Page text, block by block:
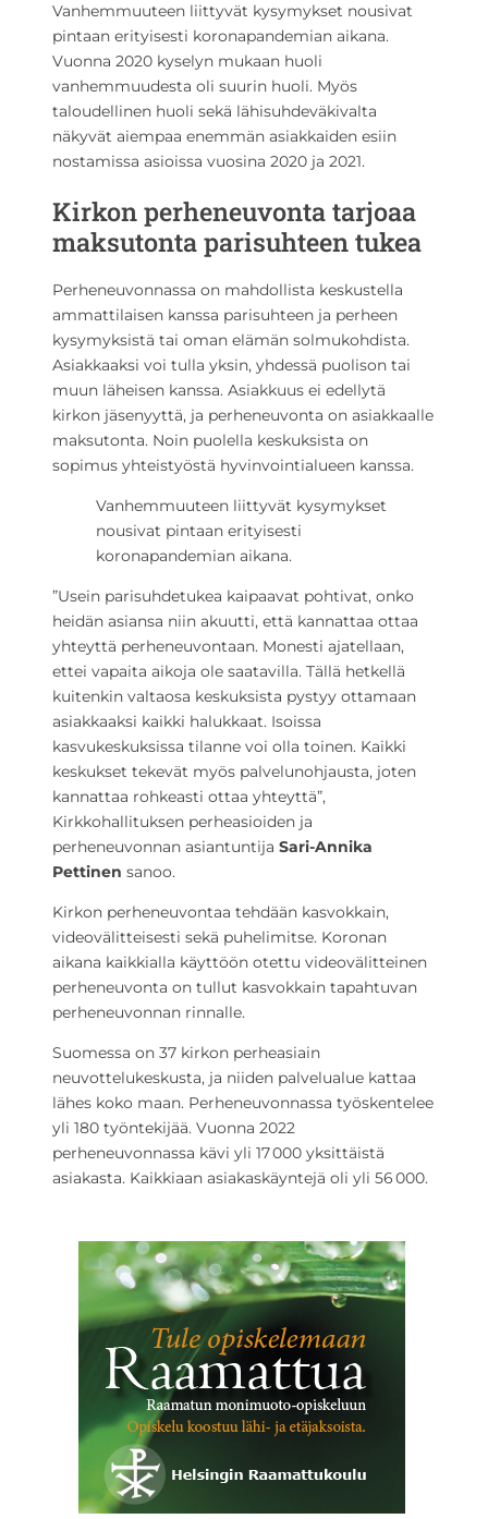
Vanhemmuuteen liittyvät kysymykset nousivat
pintaan erityisesti koronapandemian aikana.
Vuonna 2020 kyselyn mukaan huoli
vanhemmuudesta oli suurin huoli. Myös
taloudellinen huoli sekä lähisuhdeväkivalta
näkyvät aiempaa enemmän asiakkaiden esiin
nostamissa asioissa vuosina 2020 ja 2021.
Kirkon perheneuvonta tarjoaa
maksutonta parisuhteen tukea
Perheneuvonnassa on mahdollista keskustella
ammattilaisen kanssa parisuhteen ja perheen
kysymyksistä tai oman elämän solmukohdista.
Asiakkaaksi voi tulla yksin, yhdessä puolison tai
muun läheisen kanssa. Asiakkuus ei edellytä
kirkon jäsenyyttä, ja perheneuvonta on asiakkaalle
maksutonta. Noin puolella keskuksista on
sopimus yhteistyöstä hyvinvointialueen kanssa.
Vanhemmuuteen liittyvät kysymykset
nousivat pintaan erityisesti
koronapandemian aikana.
”Usein parisuhdetukea kaipaavat pohtivat, onko
heidän asiansa niin akuutti, että kannattaa ottaa
yhteyttä perheneuvontaan. Monesti ajatellaan,
ettei vapaita aikoja ole saatavilla. Tällä hetkellä
kuitenkin valtaosa keskuksista pystyy ottamaan
asiakkaaksi kaikki halukkaat. Isoissa
kasvukeskuksissa tilanne voi olla toinen. Kaikki
keskukset tekevät myös palvelunohjausta, joten
kannattaa rohkeasti ottaa yhteyttä”,
Kirkkohallituksen perheasioiden ja
perheneuvonnan asiantuntija Sari-Annika
Pettinen sanoo.
Kirkon perheneuvontaa tehdään kasvokkain,
videovälitteisesti sekä puhelimitse. Koronan
aikana kaikkialla käyttöön otettu videovälitteinen
perheneuvonta on tullut kasvokkain tapahtuvan
perheneuvonnan rinnalle.
Suomessa on 37 kirkon perheasiain
neuvottelukeskusta, ja niiden palvelualue kattaa
lähes koko maan. Perheneuvonnassa työskentelee
yli 180 työntekijää. Vuonna 2022
perheneuvonnassa kävi yli 17 000 yksittäistä
asiakasta. Kaikkiaan asiakaskäyntejä oli yli 56 000.